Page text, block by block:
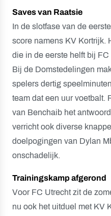
Saves van Raatsie
In de slotfase van de
score namens KV Kortrijk.
die in de eerste helft bij
Bij de Domstedelingen
spelers dertig
team dat een uur voetbalt.
van Benchaib het
verricht ook diverse
doelpogingen van Dylan
onschadelijk.
Trainingskamp afgerond
Voor FC Utrecht zit de
nu ook het uitduel met KV